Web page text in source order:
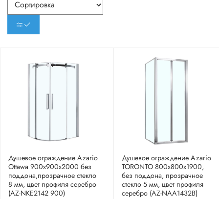
Душевое ограждение Azario
Ottawa 900х900х2000 без
поддона,прозрачное стекло
8 мм, цвет профиля серебро
(AZ-NKE2142 900)
Душевое ограждение Azario
TORONTO 800х800х1900,
без поддона, прозрачное
стекло 5 мм, цвет профиля
серебро (AZ-NAA1432B)